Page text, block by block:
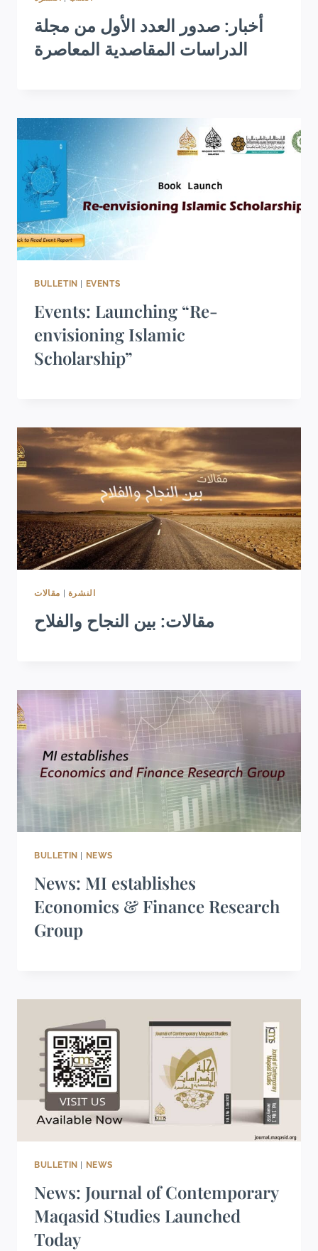
أخبار: صدور العدد الأول من مجلة
الدراسات المقاصدية المعاصرة
BULLETIN EVENTS
Events: Launching “Re-
envisioning Islamic
Scholarship”
النشرة مقالات
مقالات: بين النجاح والفلاح
BULLETIN NEWS
News: MI establishes
Economics & Finance Research
Group
BULLETIN | NEWS
News: Journal of Contemporary
Maqasid Studies Launched
Today